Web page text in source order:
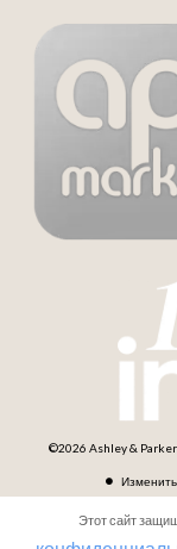
©2026 Ashley & Parker
Этот сайт